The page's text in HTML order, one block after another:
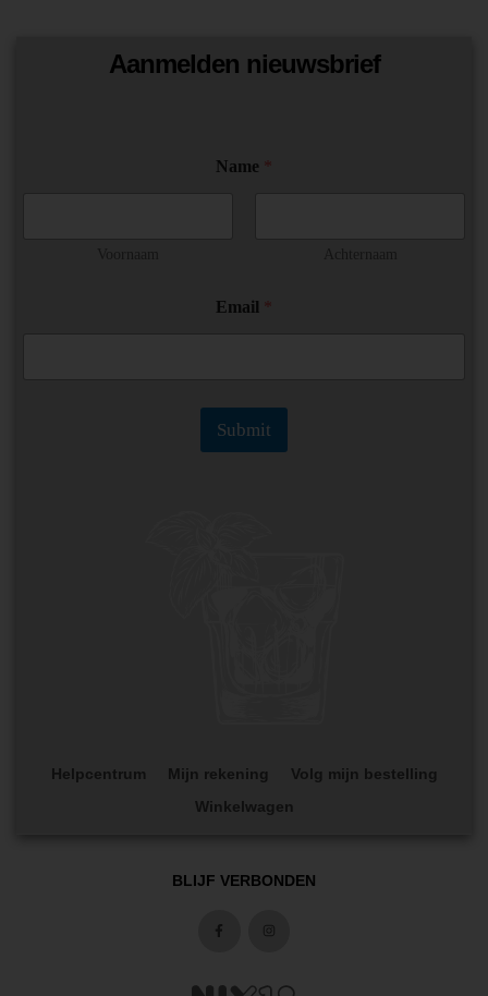
Aanmelden nieuwsbrief
m
Name
Email
Submit
Helpcentrum Mijn rekening
Volg mijn bestelling
Winkelwagen
BLIJF VERBONDEN